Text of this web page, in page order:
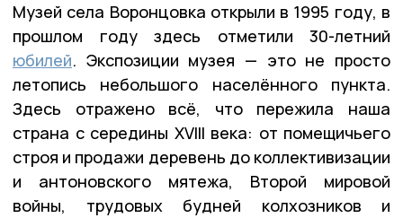
Музей села Воронцовка открыли в 1995 году, в
прошлом году здесь отметили 30-летний
юбилей. Экспозиции музея — это не просто
летопись небольшого населённого пункта.
Здесь отражено всё, что пережила наша
страна с середины XVIII века: от помещичьего
строя и продажи деревень до коллективизации
и антоновского мятежа, Второй мировой
войны, трудовых будней колхозников и